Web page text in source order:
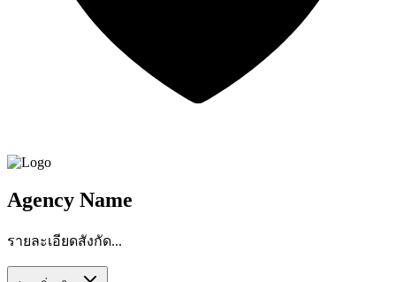
Agency Name
รายละเอียดสังกัด...